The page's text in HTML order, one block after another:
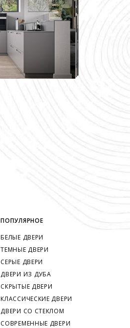
ПОПУЛЯРНОЕ
БЕЛЫЕ ДВЕРИ
ТЕМНЫЕ ДВЕРИ
СЕРЫЕ ДВЕРИ
ДВЕРИ ИЗ ДУБА
СКРЫТЫЕ ДВЕРИ
КЛАССИЧЕСКИЕ ДВЕРИ
ДВЕРИ СО СТЕКЛОМ
СОВРЕМЕННЫЕ ДВЕРИ